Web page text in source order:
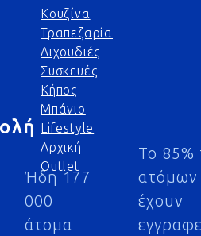
Ήδη 177
000
άτομα
Το 85%
ατόμων
έχουν
Κουζίνα
Τραπεζαρία
Λιχουδιές
Συσκευές
Κήπος
Μπάνιο
Lifestyle
Αρχική
Outlet